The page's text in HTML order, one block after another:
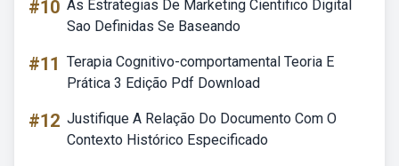
#10 As Estrategias De Marketing Cientifico Digital
Sao Definidas Se Baseando
#11 Terapia Cognitivo-comportamental Teoria E
Prática 3 Edição Pdf Download
#12 Justifique A Relação Do Documento Com O
Contexto Histórico Especificado